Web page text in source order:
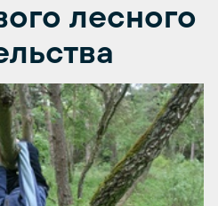
лесного